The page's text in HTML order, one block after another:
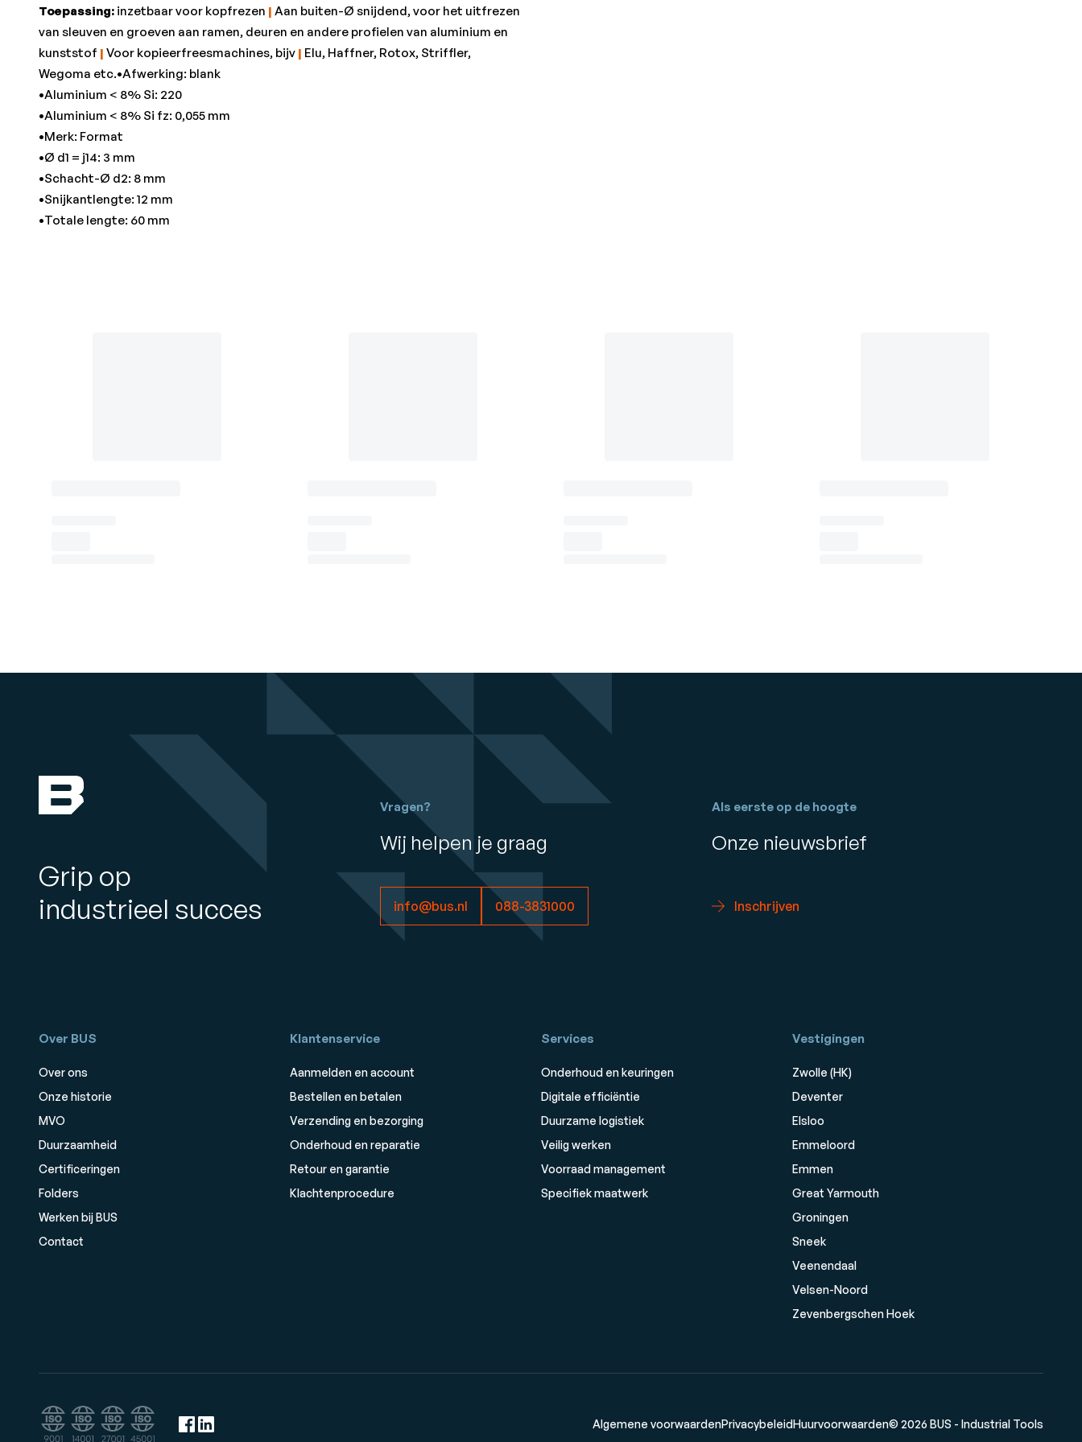
Toepassing: inzetbaar voor kopfrezen | Aan buiten-Ø snijdend, voor het uitfrezen
van sleuven en groeven aan ramen, deuren en andere profielen van aluminium en
kunststof | Voor kopieerfreesmachines, bijv | Elu, Haffner, Rotox, Striffler,
Wegoma etc.•Afwerking: blank
•Aluminium < 8% Si: 220
•Aluminium < 8% Si fz: 0,055 mm
•Merk: Format
•Ø d1 = j14: 3 mm
•Schacht-Ø d2: 8 mm
•Snijkantlengte: 12 mm
•Totale lengte: 60 mm
Grip op
industrieel succes
Vragen?
Wij helpen je graag
info@bus.nl 088-3831000
Als eerste op de hoogte
Onze nieuwsbrief
Inschrijven
Over BUS
Over ons
Onze historie
MVO
Duurzaamheid
Certificeringen
Folders
Werken bij BUS
Contact
Klantenservice
Aanmelden en account
Bestellen en betalen
Verzending en bezorging
Onderhoud en reparatie
Retour en garantie
Klachtenprocedure
Services
Onderhoud en keuringen
Digitale efficiëntie
Duurzame logistiek
Veilig werken
Voorraad management
Specifiek maatwerk
Vestigingen
Zwolle (HK)
Deventer
Elsloo
Emmeloord
Emmen
Great Yarmouth
Groningen
Sneek
Veenendaal
Velsen-Noord
Zevenbergschen Hoek
Algemene voorwaardenPrivacybeleidHuurvoorwaarden© 2026 BUS - Industrial Tools